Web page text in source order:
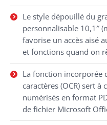
Le style dépouillé du
personnalisable 10,1″
favorise un accès aisé
et fonctions quand on
La fonction incorporée
caractères (OCR) sert
numérisés en format
de fichier Microsoft